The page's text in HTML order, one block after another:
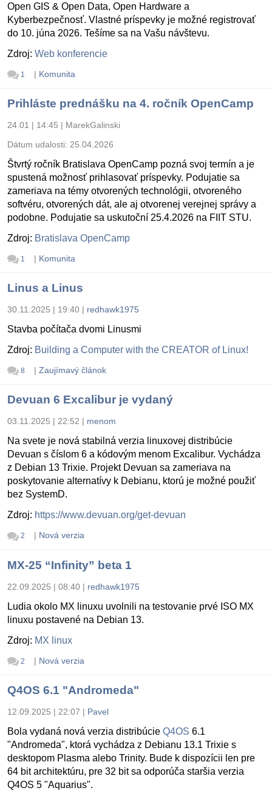
Open GIS & Open Data, Open Hardware a
Kyberbezpečnosť. Vlastné príspevky je možné registrovať
do 10. júna 2026. Tešíme sa na Vašu návštevu.
Zdroj: Web konferencie
1 | Komunita
Prihláste prednášku na 4. ročník OpenCamp
24.01 | 14:45 | MarekGalinski
Dátum udalosti: 25.04.2026
Štvrtý ročník Bratislava OpenCamp pozná svoj termín a je
spustená možnosť prihlasovať príspevky. Podujatie sa
zameriava na témy otvorených technológii, otvoreného
softvéru, otvorených dát, ale aj otvorenej verejnej správy a
podobne. Podujatie sa uskutoční 25.4.2026 na FIIT STU.
Zdroj: Bratislava OpenCamp
1 | Komunita
Linus a Linus
30.11.2025 | 19:40 | redhawk1975
Stavba počítača dvomi Linusmi
Zdroj: Building a Computer with the CREATOR of Linux!
8 | Zaujímavý článok
Devuan 6 Excalibur je vydaný
03.11.2025 | 22:52 | menom
Na svete je nová stabilná verzia linuxovej distribúcie
Devuan s číslom 6 a kódovým menom Excalibur. Vychádza
z Debian 13 Trixie. Projekt Devuan sa zameriava na
poskytovanie alternatívy k Debianu, ktorú je možné použiť
bez SystemD.
Zdroj: https://www.devuan.org/get-devuan
2 | Nová verzia
MX-25 “Infinity” beta 1
22.09.2025 | 08:40 | redhawk1975
Ludia okolo MX linuxu uvolnili na testovanie prvé ISO MX
linuxu postavené na Debian 13.
Zdroj: MX linux
2 | Nová verzia
Q4OS 6.1 "Andromeda"
12.09.2025 | 22:07 | Pavel
Bola vydaná nová verzia distribúcie Q4OS 6.1
"Andromeda", ktorá vychádza z Debianu 13.1 Trixie s
desktopom Plasma alebo Trinity. Bude k dispozícii len pre
64 bit architektúru, pre 32 bit sa odporúča staršia verzia
Q4OS 5 "Aquarius".